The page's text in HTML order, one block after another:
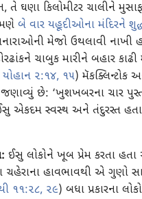
તે ઘણા કિલોમીટર ચાલીને
બે વાર યહૂદીઓના મંદિરને
મેજો ઉથલાવી નાખી
ચાબુક મારીને બહાર
યોહાન ૨:૧૪, ૧૫) મૅકક્લિન્ટોક
છે: ‘ખુશખબરના ચાર
એકદમ સ્વસ્થ અને તંદુરસ્ત
ઈસુ લોકોને ખૂબ પ્રેમ કરતા
હાવભાવથી એ ગુણો
૧૧:૨૮, ૨૯) બધા પ્રકારના